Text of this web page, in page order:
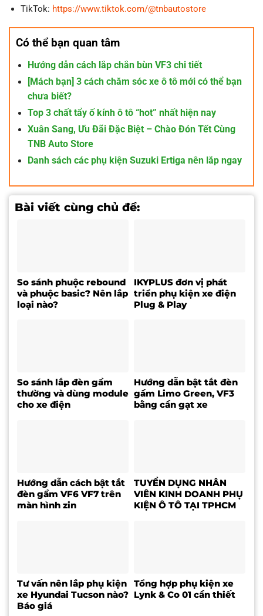
TikTok: https://www.tiktok.com/@tnbautostore
Có thể bạn quan tâm
Hướng dẫn cách lắp chắn bùn VF3 chi tiết
[Mách bạn] 3 cách chăm sóc xe ô tô mới có thể bạn
chưa biết?
Top 3 chất tẩy ố kính ô tô “hot” nhất hiện nay
Xuân Sang, Ưu Đãi Đặc Biệt – Chào Đón Tết Cùng
TNB Auto Store
Danh sách các phụ kiện Suzuki Ertiga nên lắp ngay
Bài viết cùng chủ đề:
So sánh phuộc rebound
và phuộc basic? Nên lắp
loại nào?
IKYPLUS đơn vị phát
triển phụ kiện xe điện
Plug & Play
So sánh lắp đèn gầm
thường và dùng module
cho xe điện
Hướng dẫn bật tắt đèn
gầm Limo Green, VF3
bằng cần gạt xe
Hướng dẫn cách bật tắt
đèn gầm VF6 VF7 trên
màn hình zin
TUYỂN DỤNG NHÂN
VIÊN KINH DOANH PHỤ
KIỆN Ô TÔ TẠI TPHCM
Tư vấn nên lắp phụ kiện
xe Hyundai Tucson nào?
Báo giá
Tổng hợp phụ kiện xe
Lynk & Co 01 cần thiết